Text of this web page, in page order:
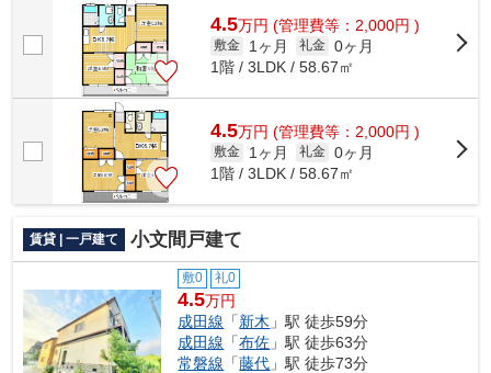
4.5万円 (管理費等：2,000円 )
敷金 1ヶ月 礼金 0ヶ月
1階 / 3LDK / 58.67㎡
4.5万円 (管理費等：2,000円 )
敷金 1ヶ月 礼金 0ヶ月
1階 / 3LDK / 58.67㎡
賃貸 | 一戸建て 小文間戸建て
敷0 礼0
4.5万円
成田線 「新木 」駅 徒歩59分
成田線 「布佐 」駅 徒歩63分
常磐線 「藤代 」駅 徒歩73分